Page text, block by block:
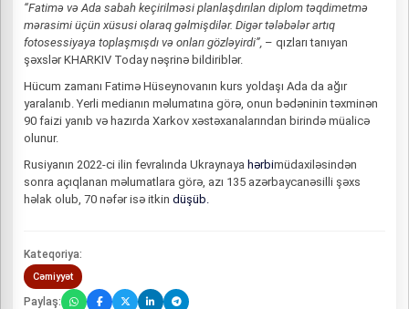
“Fatimə və Ada sabah keçirilməsi planlaşdırılan diplom təqdimetmə
mərasimi üçün xüsusi olaraq gəlmişdilər. Digər tələbələr artıq
fotosessiyaya toplaşmışdı və onları gözləyirdi”, – qızları tanıyan
şəxslər KHARKIV Today nəşrinə bildiriblər.
Hücum zamanı Fatimə Hüseynovanın kurs yoldaşı Ada da ağır
yaralanıb. Yerli medianın məlumatına görə, onun bədəninin təxminən
90 faizi yanıb və hazırda Xarkov xəstəxanalarından birində müalicə
olunur.
Rusiyanın 2022-ci ilin fevralında Ukraynaya hərbimüdaxiləsindən
sonra açıqlanan məlumatlara görə, azı 135 azərbaycanəsilli şəxs
həlak olub, 70 nəfər isə itkin düşüb.
Kateqoriya:
Cəmiyyət
Paylaş: